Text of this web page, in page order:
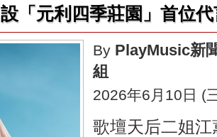
設「元利四季莊園」首位
By PlayMusic新
組
2026年6月10日 (
歌壇天后二姐